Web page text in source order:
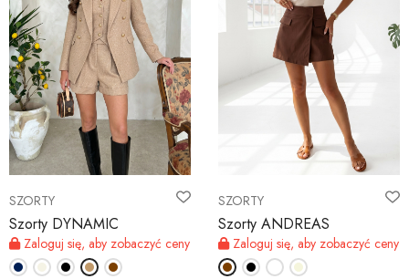
SZORTY
Szorty DYNAMIC
Zaloguj się, aby zobaczyć ceny
SZORTY
Szorty ANDREAS
Zaloguj się, aby zobaczyć ceny